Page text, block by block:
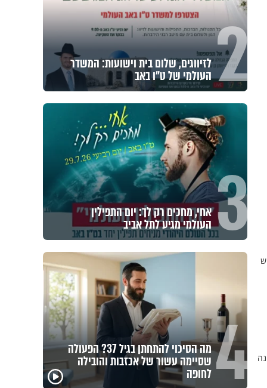
2 לזיווגים, שלום בית וישועות: המשדר
העולמי של ט"ו באב
3 אחי, מחכים רק לך: יום התפילין
העולמי מגיע לתל אביב
4 מה הסיכוי להתחתן בגיל 37? הפעולה
שסיימה עשור של אכזבות והובילה
לחופה